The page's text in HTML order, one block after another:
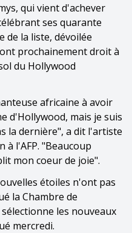
qui vient d'achever
ses quarante
de la liste, dévoilée
prochainement droit à
du Hollywood
africaine à avoir
d'Hollywood, mais je suis
la dernière", a dit l'artiste
à l'AFP. "Beaucoup
mon coeur de joie".
étoiles n'ont pas
la Chambre de
les nouveaux
mercredi.